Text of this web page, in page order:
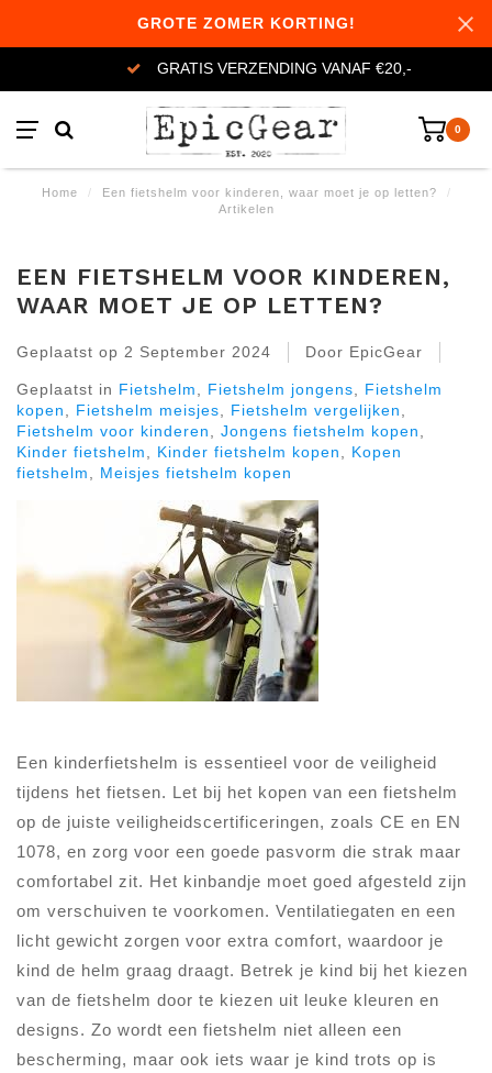
GROTE ZOMER KORTING!
GRATIS VERZENDING VANAF €20,-
0
Home / Een fietshelm voor kinderen, waar moet je op letten?
/
Artikelen
EEN FIETSHELM VOOR KINDEREN,
WAAR MOET JE OP LETTEN?
Geplaatst op 2 September 2024 Door EpicGear
Geplaatst in Fietshelm Fietshelm jongens
Fietshelm
kopen
Fietshelm meisjes Fietshelm vergelijken
Fietshelm voor kinderen
Jongens fietshelm kopen
Kinder fietshelm
Kinder fietshelm kopen
Kopen
fietshelm
Meisjes fietshelm kopen
Een kinderfietshelm is essentieel voor de veiligheid
tijdens het fietsen. Let bij het kopen van een fietshelm
op de juiste veiligheidscertificeringen, zoals CE en EN
1078, en zorg voor een goede pasvorm die strak maar
comfortabel zit. Het kinbandje moet goed afgesteld zijn
om verschuiven te voorkomen. Ventilatiegaten en een
licht gewicht zorgen voor extra comfort, waardoor je
kind de helm graag draagt. Betrek je kind bij het kiezen
van de fietshelm door te kiezen uit leuke kleuren en
designs. Zo wordt een fietshelm niet alleen een
bescherming, maar ook iets waar je kind trots op is